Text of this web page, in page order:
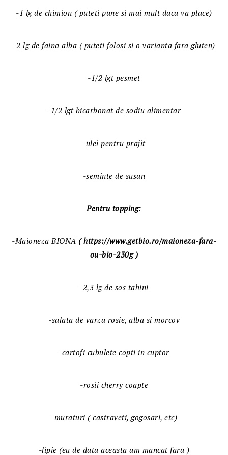
-1 lg de chimion ( puteti pune si mai mult daca va place)
-2 lg de faina alba ( puteti folosi si o varianta fara gluten)
-1/2 lgt pesmet
-1/2 lgt bicarbonat de sodiu alimentar
-ulei pentru prajit
-seminte de susan
Pentru topping:
-Maioneza BIONA ( https://www.getbio.ro/maioneza-fara-
ou-bio-230g )
-2,3 lg de sos tahini
-salata de varza rosie, alba si morcov
-cartofi cubulete copti in cuptor
-rosii cherry coapte
-muraturi ( castraveti, gogosari, etc)
-lipie (eu de data aceasta am mancat fara )